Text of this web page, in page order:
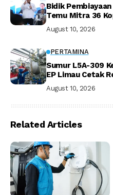
Bidik
Temu Mitra 36
August 10, 2026
PERTAMINA
Sumur L5A-309
EP Limau Cetak
August 10, 2026
Related Articles